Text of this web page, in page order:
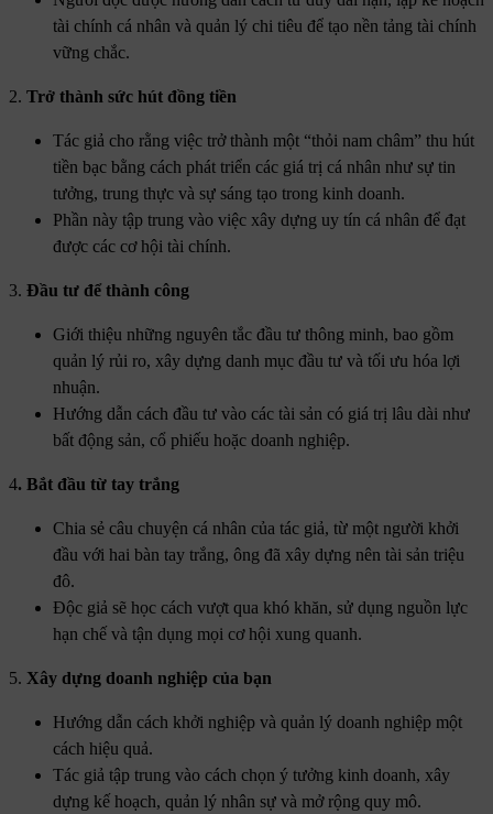
tài chính cá nhân và quản lý chi tiêu để tạo nền tảng tài chính
vững chắc.
2. Trở thành sức hút đồng tiền
Tác giả cho rằng việc trở thành một “thỏi nam châm” thu hút
tiền bạc bằng cách phát triển các giá trị cá nhân như sự tin
tưởng, trung thực và sự sáng tạo trong kinh doanh.
Phần này tập trung vào việc xây dựng uy tín cá nhân để đạt
được các cơ hội tài chính.
3. Đầu tư để thành công
Giới thiệu những nguyên tắc đầu tư thông minh, bao gồm
quản lý rủi ro, xây dựng danh mục đầu tư và tối ưu hóa lợi
nhuận.
Hướng dẫn cách đầu tư vào các tài sản có giá trị lâu dài như
bất động sản, cổ phiếu hoặc doanh nghiệp.
4. Bắt đầu từ tay trắng
Chia sẻ câu chuyện cá nhân của tác giả, từ một người khởi
đầu với hai bàn tay trắng, ông đã xây dựng nên tài sản triệu
đô.
Độc giả sẽ học cách vượt qua khó khăn, sử dụng nguồn lực
hạn chế và tận dụng mọi cơ hội xung quanh.
5. Xây dựng doanh nghiệp của bạn
Hướng dẫn cách khởi nghiệp và quản lý doanh nghiệp một
cách hiệu quả.
Tác giả tập trung vào cách chọn ý tưởng kinh doanh, xây
dựng kế hoạch, quản lý nhân sự và mở rộng quy mô.